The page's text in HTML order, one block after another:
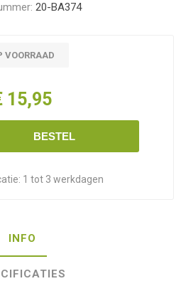
20-BA374
VOORRAAD
15,95
BESTEL
1 tot 3 werkdagen
INFO